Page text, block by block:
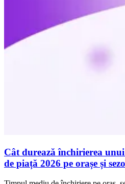
Cât durează închirierea
de piață 2026 pe orașe și